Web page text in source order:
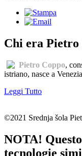
Chi era Pietro
Pietro Coppo,
istriano, nasce a
Leggi Tutto
©2021 Srednja šola
NOTA!
tecnologie